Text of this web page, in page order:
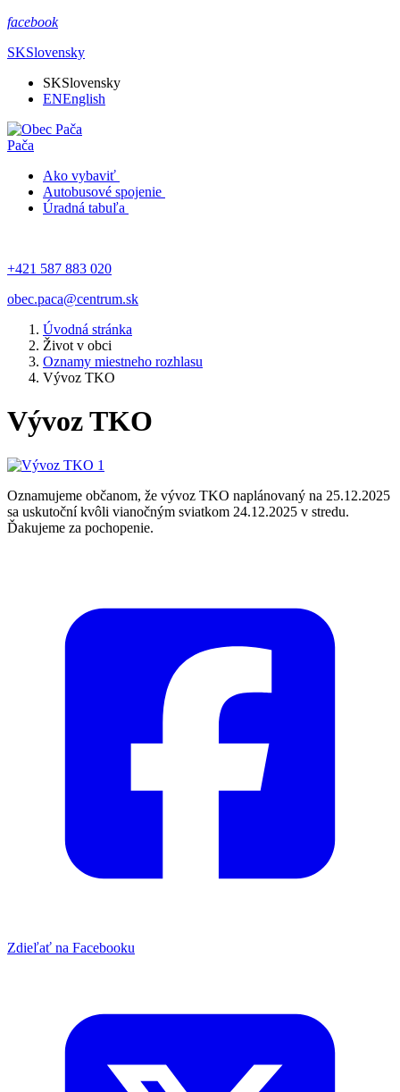
facebook
SKSlovensky
SKSlovensky
ENEnglish
Pača
Ako vybaviť
Autobusové spojenie
Úradná tabuľa
+421 587 883 020
obec.paca@centrum.sk
Úvodná stránka
Život v obci
Oznamy miestneho rozhlasu
Vývoz TKO
Vývoz TKO
Oznamujeme občanom, že vývoz TKO naplánovaný na 25.12.2025
sa uskutoční kvôli vianočným sviatkom 24.12.2025 v stredu.
Ďakujeme za pochopenie.
Zdieľať na Facebooku